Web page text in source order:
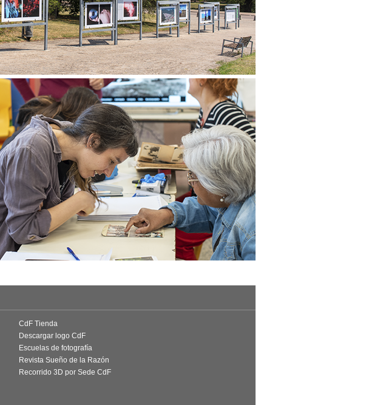
CdF Tienda
Descargar logo CdF
Escuelas de fotografía
Revista Sueño de la Razón
Recorrido 3D por Sede CdF